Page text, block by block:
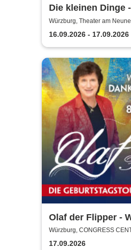
Die kleinen Dinge - Theater
am Neunerplatz
Würzburg, Theater am
16.09.2026 - 17.09.2026
Olaf der Flipper -
Dankeschön! 80
Würzburg, CONGRESS
WÜRZBURG
17.09.2026